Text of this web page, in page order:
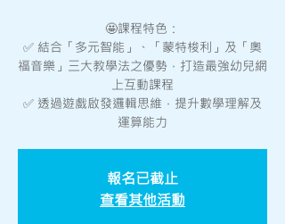
🤩課程特色：
✅ 結合「多元智能」、「蒙特梭利」及「奧
福音樂」三大教學法之優勢，打造最強幼兒網
上互動課程
✅ 透過遊戲啟發邏輯思維，提升數學理解及
運算能力
報名已截止
查看其他活動